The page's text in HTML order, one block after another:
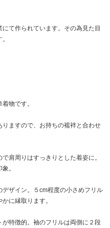
て作られています。その為見た目
物です。
りますので、お持ちの襦袢と合わせ
肩周りはすっきりとした着姿に。
。
デザイン。５cm程度の小さめフリル
に縁取ります。
が特徴的。袖のフリルは両側に２段